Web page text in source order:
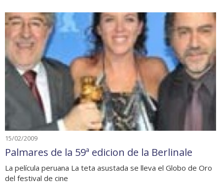
15/02/2009
Palmares de la 59ª edicion de la Berlinale
La película peruana La teta asustada se lleva el Globo de Oro
del festival de cine